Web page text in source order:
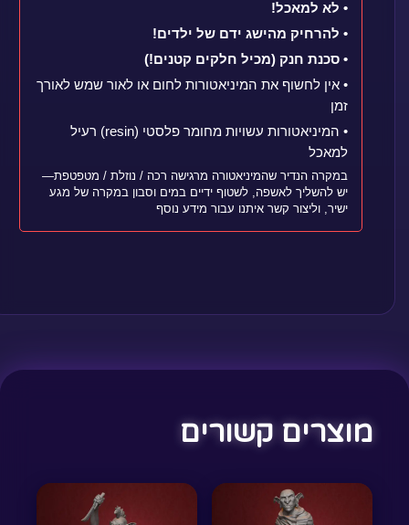
• לא למאכל!
• להרחיק מהישג ידם של ילדים!
• סכנת חנק (מכיל חלקים קטנים!)
• אין לחשוף את המיניאטורות לחום או לאור שמש לאורך
זמן
• המיניאטורות עשויות מחומר פלסטי (resin) רעיל
למאכל
במקרה הנדיר שהמיניאטורה מרגישה רכה / נוזלת / מטפטפת—
יש להשליך לאשפה, לשטוף ידיים במים וסבון במקרה של מגע
ישיר, וליצור קשר איתנו עבור מידע נוסף
מוצרים קשורים